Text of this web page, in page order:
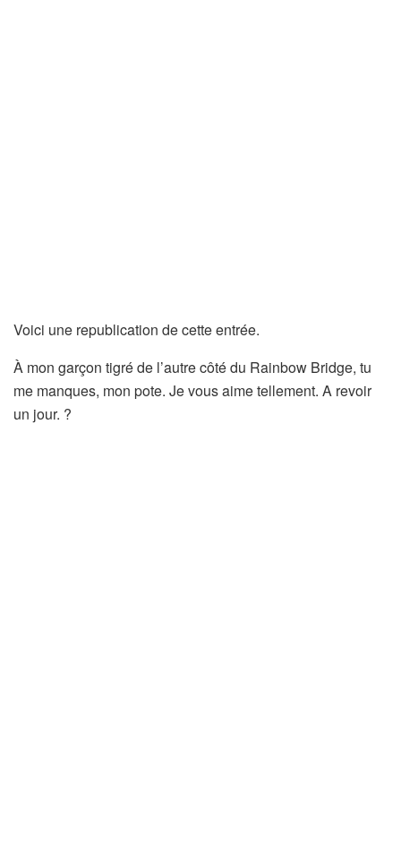
Voici une republication de cette entrée.
À mon garçon tigré de l’autre côté du Rainbow Bridge, tu
me manques, mon pote. Je vous aime tellement. A revoir
un jour. ?